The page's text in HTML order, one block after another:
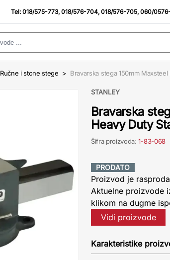
Tel:018/575-773,018/576-704,018/576-705,060/
Ručne i stone stege > Bravarska stega 150mm
STANLEY
Bravarska
Heavy Duty
Šifra proizvoda:1-83-068
PRODATO
Proizvod je
Aktuelne proizvode
klikom na dugme
Vidi proizvode
Karakteristike